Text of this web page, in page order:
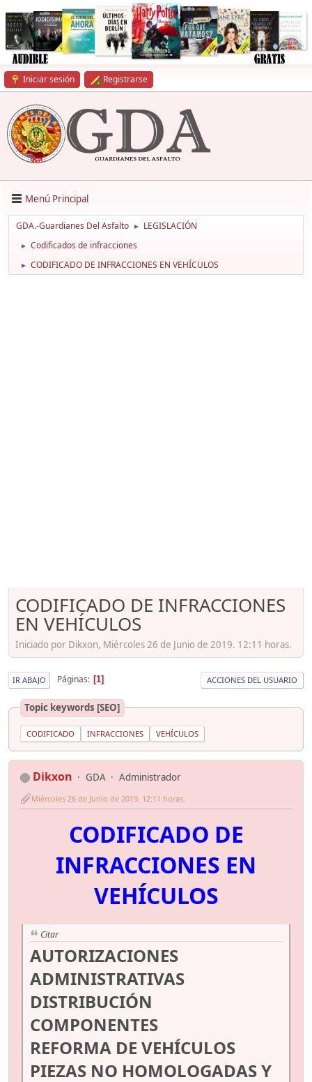
Iniciar sesión Registrarse
Menú Principal
GDA.-Guardianes Del Asfalto ► LEGISLACIÓN
► Codificados de infracciones
► CODIFICADO DE INFRACCIONES EN VEHÍCULOS
CODIFICADO DE INFRACCIONES
EN VEHÍCULOS
Iniciado por Dikxon, Miércoles 26 de Junio de 2019. 12:11 horas.
IR ABAJO Páginas 1 ACCIONES DEL USUARIO
Topic keywords [SEO]
CODIFICADO INFRACCIONES VEHÍCULOS
Dikxon GDA Administrador
Miércoles 26 de Junio de 2019. 12:11 horas.
CODIFICADO DE
INFRACCIONES EN
VEHÍCULOS
Citar
AUTORIZACIONES
ADMINISTRATIVAS
DISTRIBUCIÓN
COMPONENTES
REFORMA DE VEHÍCULOS
PIEZAS NO HOMOLOGADAS Y